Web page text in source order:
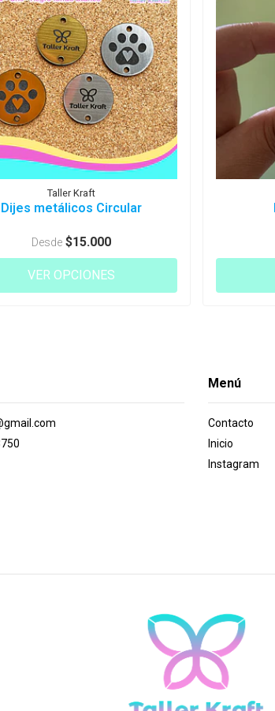
Taller Kraft
Dijes metálicos Circular
Desde$15.000
VER OPCIONES
Menú
Contacto
Inicio
Instagram